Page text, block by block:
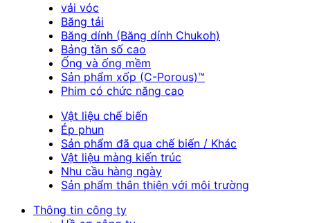
vải vóc
Băng tải
Băng dính (Băng dính Chukoh)
Bảng tần số cao
Ống và ống mềm
Sản phẩm xốp (C-Porous)™
Phim có chức năng cao
Vật liệu chế biến
Ép phun
Sản phẩm đã qua chế biến / Khác
Vật liệu màng kiến trúc
Nhu cầu hàng ngày
Sản phẩm thân thiện với môi trường
Thông tin công ty